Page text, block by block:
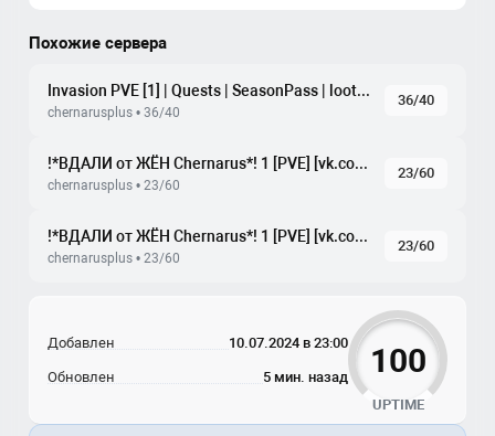
Похожие сервера
Invasion PVE [1] | Quests | SeasonPass | loot x5
chernarusplus • 36/40
36/40
!*ВДАЛИ от ЖЁН Chernarus*! 1 [PVE] [vk.com/vdzh_pve]
chernarusplus • 23/60
23/60
!*ВДАЛИ от ЖЁН Chernarus*! 1 [PVE] [vk.com/vdzh_pve]
chernarusplus • 23/60
23/60
Добавлен 10.07.2024 в 23:00
Обновлен 5 мин. назад 100
UPTIME